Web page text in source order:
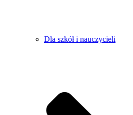
Dla szkół i nauczycieli